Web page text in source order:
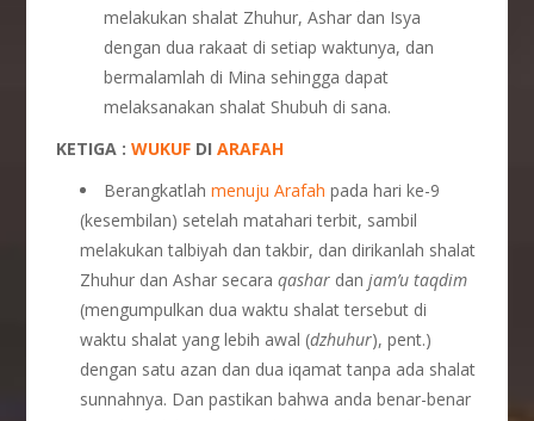
melakukan shalat Zhuhur, Ashar dan Isya
dengan dua rakaat di setiap waktunya, dan
bermalamlah di Mina sehingga dapat
melaksanakan shalat Shubuh di sana.
KETIGA :WUKUF DIARAFAH
Berangkatlahmenuju Arafah pada hari ke-9
(kesembilan) setelah matahari terbit, sambil
melakukan talbiyah dan takbir, dan dirikanlah shalat
Zhuhur dan Ashar secaraqashar danjam’u taqdim
(mengumpulkan dua waktu shalat tersebut di
waktu shalat yang lebih awal (dzhuhur), pent.)
dengan satu azan dan dua iqamat tanpa ada shalat
sunnahnya. Dan pastikan bahwa anda benar-benar